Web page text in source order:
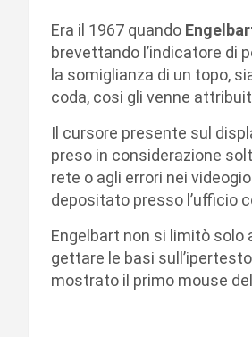
Era il 1967 quando
brevettando l’indicatore di
la somiglianza di un topo,
coda, cosi gli venne
Il cursore presente sul
preso in considerazione
rete o agli errori nei
depositato presso l’ufficio
Engelbart non si limitò solo
gettare le basi
mostrato il primo mouse